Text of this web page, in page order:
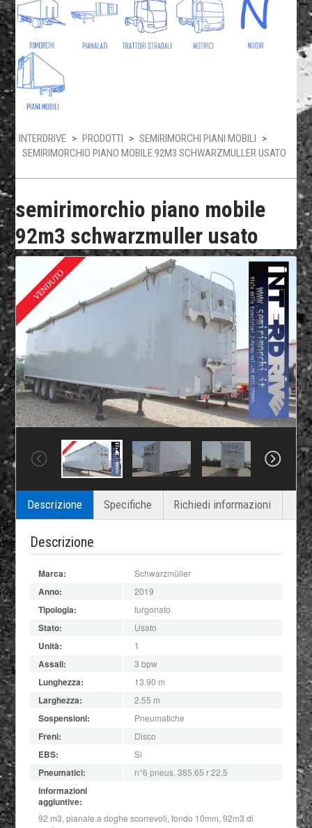
INTERDRIVE > PRODOTTI > SEMIRIMORCHI PIANI MOBILI >
SEMIRIMORCHIO PIANO MOBILE 92M3 SCHWARZMULLER USATO
semirimorchio piano mobile
92m3 schwarzmuller usato
Descrizione Specifiche Richiedi informazioni
Descrizione
Marca: Schwarzmüller
Anno: 2019
Tipologia: furgonato
Stato: Usato
Unità: 1
Assali: 3 bpw
Lunghezza: 13.90 m
Larghezza: 2.55 m
Sospensioni: Pneumatiche
Freni: Disco
EBS: Si
Pneumatici: n°6 pneus. 385.65 r 22.5
Informazioni
aggiuntive:
92 m3, pianale a doghe scorrevoli, fondo 10mm, 92m3 di